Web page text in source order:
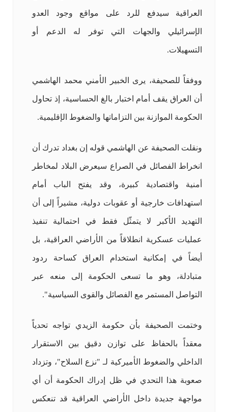
العراقية سيدفع للرد على مواقع وجود العدو
الإسرائيلي والجهات التي توفر له الدعم أو
التسهيلات.
ووفقاً للصحيفة، يرى الخبير الأمني محمد الهاشمي
أن العراق يقف أمام اختبار بالغ الحساسية، إذ تحاول
الحكومة الموازنة بين التزاماتها والضغوط الإقليمية.
ونقلت الصحيفة عن الهاشمي قوله إن بغداد تدرك أن
انخراط الفصائل في الصراع سيعرض البلاد لمخاطر
أمنية واقتصادية كبيرة، وقد يفتح الباب أمام
استهدافات خارجية أو عقوبات دولية، مشيراً إلى أن
التهديد الأكبر لا يتمثّل فقط في احتمالية تنفيذ
عمليات عسكرية انطلاقاً من الأراضي العراقية، بل
أيضاً في إمكانية استخدام العراق كساحة ردود
متبادلة، وهو ما تسعى الحكومة إلى منعه عبر
التواصل المستمر مع الفصائل والقوى السياسية".
وختمت الصحيفة بأن حكومة الزيدي تواجه تحدياً
معقداً بالحفاظ على توازن دقيق بين الاستقرار
الداخلي والضغوط الأميركية لـ "نزع السلاح"، وتزداد
صعوبة هذا التحدي في ظل إدراك الحكومة أن أي
مواجهة جديدة داخل الأراضي العراقية قد تنعكس